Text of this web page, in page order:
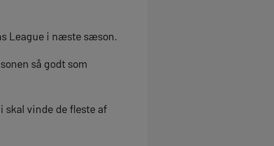
League i næste sæson.
så godt som
skal vinde de fleste af